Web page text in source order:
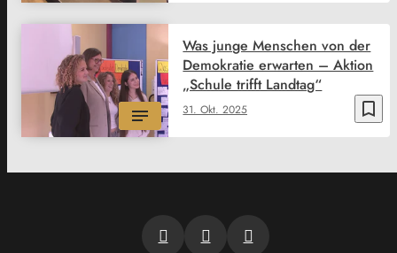
bookmark_border
31. Okt. 2025
Was junge Menschen von der
Demokratie erwarten – Aktion
„Schule trifft Landtag“